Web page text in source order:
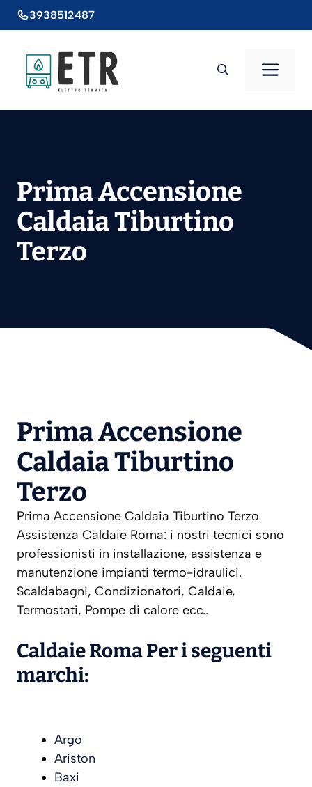
al
3938512487
Prima Accensione
Caldaia Tiburtino
Terzo
Prima Accensione
Caldaia Tiburtino
Terzo
Prima Accensione Caldaia Tiburtino Terzo
Assistenza Caldaie Roma: i nostri tecnici sono
professionisti in installazione, assistenza e
manutenzione impianti termo-idraulici.
Scaldabagni, Condizionatori, Caldaie,
Termostati, Pompe di calore ecc..
Caldaie Roma Per i seguenti
marchi:
Argo
Ariston
Baxi